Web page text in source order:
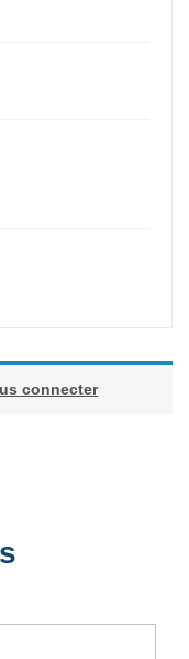
connecter